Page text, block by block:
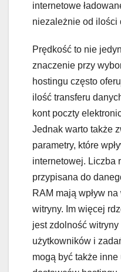
internetowe
niezależnie od ilości
Prędkość to nie
znaczenie przy
hostingu często
ilość transferu
kont poczty
Jednak warto także
parametry, które
internetowej. Liczba
przypisana do
RAM mają wpływ
witryny. Im więcej
jest zdolność
użytkowników i
mogą być także inne